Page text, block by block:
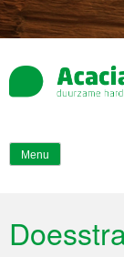
Menu